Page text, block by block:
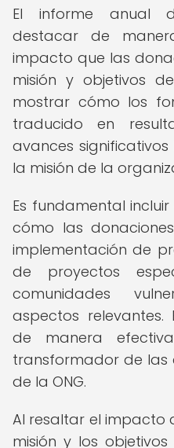
El informe anual
destacar de
impacto que las
misión y objetivos
mostrar cómo los
traducido en
avances
la misión de la
Es fundamental
cómo las
implementación de
de proyectos
comunidades
aspectos relevantes.
de manera
transformador de las
de la ONG.
Al resaltar el impacto
misión y los